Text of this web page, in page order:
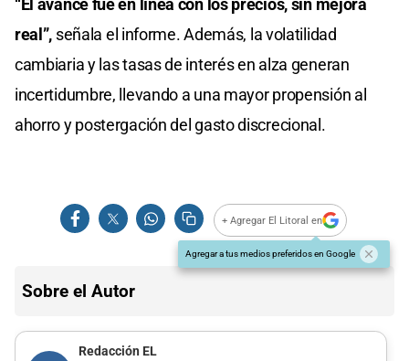
“El avance fue en línea con los precios, sin mejora
real”, señala el informe. Además, la volatilidad
cambiaria y las tasas de interés en alza generan
incertidumbre, llevando a una mayor propensión al
ahorro y postergación del gasto discrecional.
+ Agregar El Litoral en
Agregar a tus medios preferidos en Google
Sobre el Autor
Redacción EL